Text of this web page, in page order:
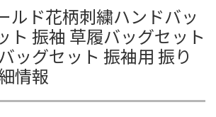
ド花柄刺繍ハンドバッ
ト 振袖 草履バッグセット
ッグセット 振袖用 振り
情報